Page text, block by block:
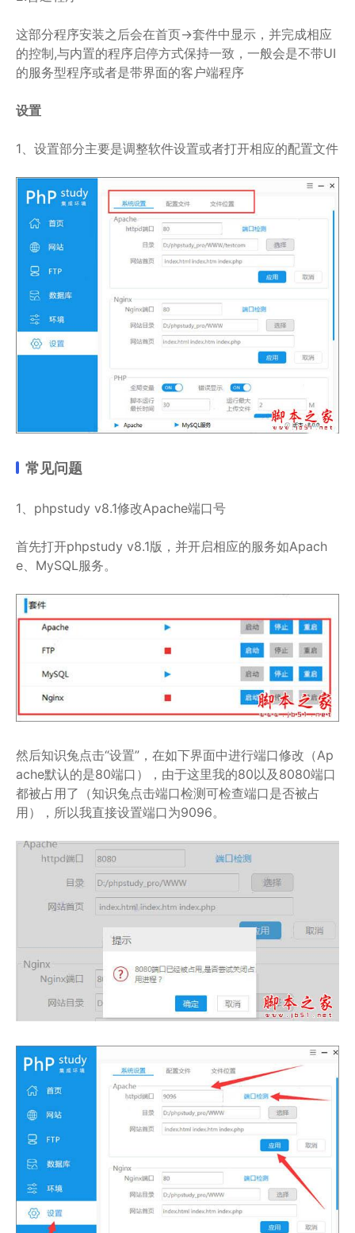
这部分程序安装之后会在首页->套件中显示，并完成相应
的控制,与内置的程序启停方式保持一致，一般会是不带UI
的服务型程序或者是带界面的客户端程序
设置
1、设置部分主要是调整软件设置或者打开相应的配置文件
常见问题
1、phpstudy v8.1修改Apache端口号
首先打开phpstudy v8.1版，并开启相应的服务如Apach
e、MySQL服务。
然后知识兔点击“设置”，在如下界面中进行端口修改（Ap
ache默认的是80端口），由于这里我的80以及8080端口
都被占用了（知识兔点击端口检测可检查端口是否被占
用），所以我直接设置端口为9096。